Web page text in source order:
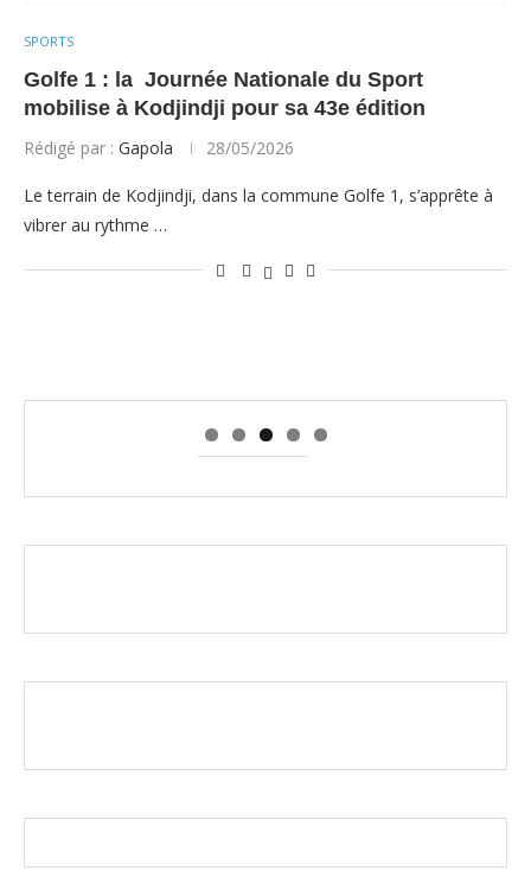
SPORTS
Golfe 1 : la Journée Nationale du Sport
mobilise à Kodjindji pour sa 43e édition
Rédigé par : Gapola 28/05/2026
Le terrain de Kodjindji, dans la commune Golfe 1, s’apprête à
vibrer au rythme …